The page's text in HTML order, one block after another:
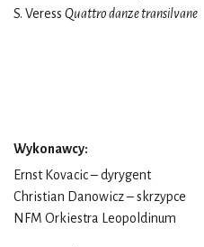
S. Veress Quattro danze transilvane
Wykonawcy:
Ernst Kovacic – dyrygent
Christian Danowicz – skrzypce
NFM Orkiestra Leopoldinum